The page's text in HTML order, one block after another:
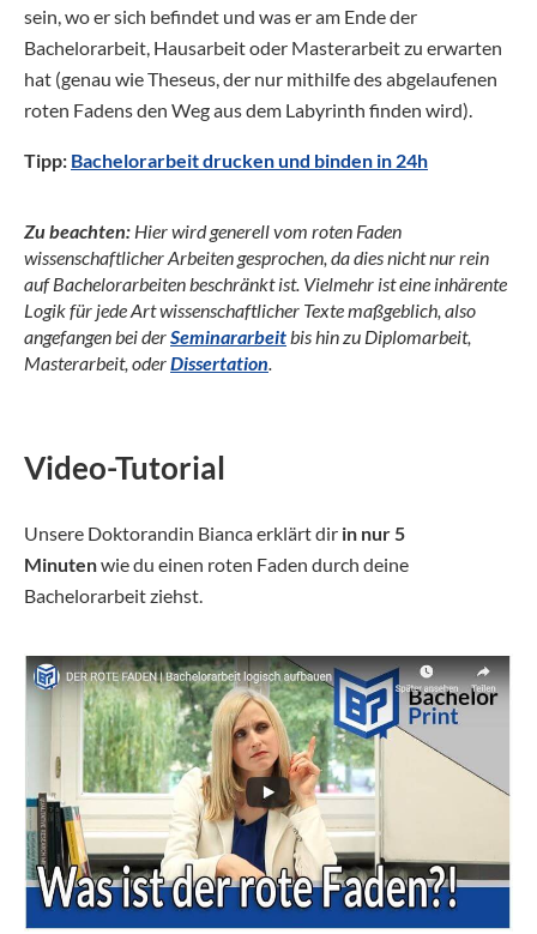
sein, wo er sich befindet und was er am Ende der
Bachelorarbeit, Hausarbeit oder Masterarbeit zu erwarten
hat (genau wie Theseus, der nur mithilfe des abgelaufenen
roten Fadens den Weg aus dem Labyrinth finden wird).
Tipp: Bachelorarbeit drucken und binden in 24h
Zu beachten: Hier wird generell vom roten Faden
wissenschaftlicher Arbeiten gesprochen, da dies nicht nur rein
auf Bachelorarbeiten beschränkt ist. Vielmehr ist eine inhärente
Logik für jede Art wissenschaftlicher Texte maßgeblich, also
angefangen bei derSeminararbeit bis hin zu Diplomarbeit,
Masterarbeit, oderDissertation
Video-Tutorial
Unsere Doktorandin Bianca erklärt dir in nur 5
Minutenwie du einen roten Faden durch deine
Bachelorarbeit ziehst.